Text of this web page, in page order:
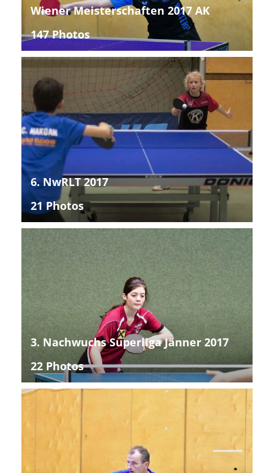
Wiener Meisterschaften 2017 AK
147 Photos
6. NwRLT 2017
21 Photos
3. Nachwuchs Superliga Jänner 2017
22 Photos